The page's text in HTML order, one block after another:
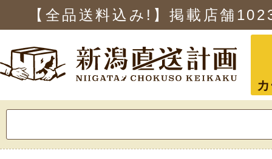
【全品送料込み!】掲載店舗
索: